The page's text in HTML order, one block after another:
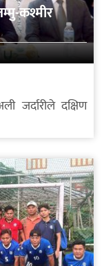
कश्मीर
जर्दारीले दक्षिण